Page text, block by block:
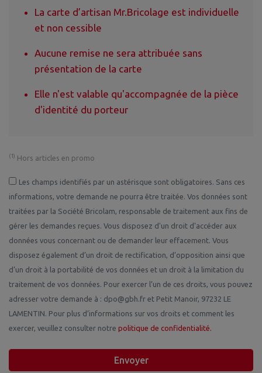
La carte d’artisan Mr.Bricolage est individuelle
et non cessible
Aucune remise ne sera attribuée sans
présentation de la carte
Elle n'est valable qu'accompagnée de la pièce
d'identité du porteur
(1) Hors articles en promo
Les champs identifiés par un astérisque sont obligatoires. Sans ces
informations, votre demande ne pourra être traitée. Vos données sont
traitées par la Société Bricolam, responsable de traitement aux fins de
gérer les demandes reçues. Vous disposez d'un droit d'accéder aux
données vous concernant ou de demander leur effacement. Vous
disposez également d’un droit de rectification, d’opposition ainsi que
d’un droit à la portabilité de vos données et un droit à la limitation du
traitement de vos données. Pour exercer l’un de ces droits, vous pouvez
adresser votre demande à : dpo@gbh.fr et Petit Manoir, 97232 LE
LAMENTIN. Pour plus d’informations sur vos droits et comment les
exercer, veuillez consulter notre politique de confidentialité.